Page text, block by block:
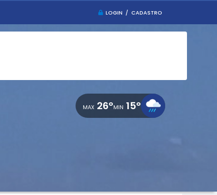
LOGIN / CADASTRO
26° 15°